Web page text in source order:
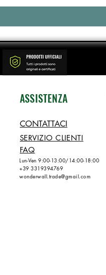
ASSISTENZA
CONTATTACI
SERVIZIO CLIENTI
FAQ
Lun-Ven 9:00-13:00/14:00-18:00
+39 3319394769
wonderwall.trade@gmail.com